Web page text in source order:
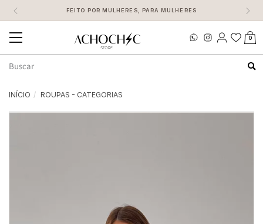
FEITO POR MULHERES, PARA MULHERES
Mudar
navegação
0
INÍCIO ROUPAS - CATEGORIAS